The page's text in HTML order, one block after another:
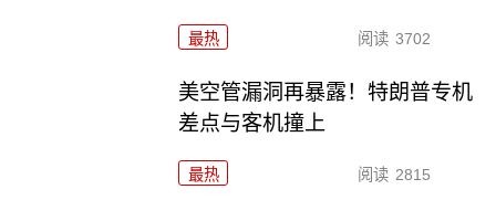
最热 阅读 3702
美空管漏洞再暴露！特朗普专机
差点与客机撞上
最热 阅读 2815